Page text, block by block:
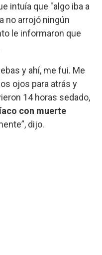
intuía que "algo iba a
no arrojó ningún
le informaron que
y ahí, me fui. Me
ojos para atrás y
14 horas sedado,
con muerte
dijo.